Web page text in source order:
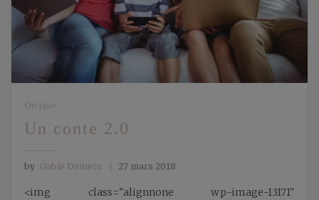
On jase
Un conte 2.0
by Gabie Demers 27 mars 2018
<img class="alignnone wp-image-13171"